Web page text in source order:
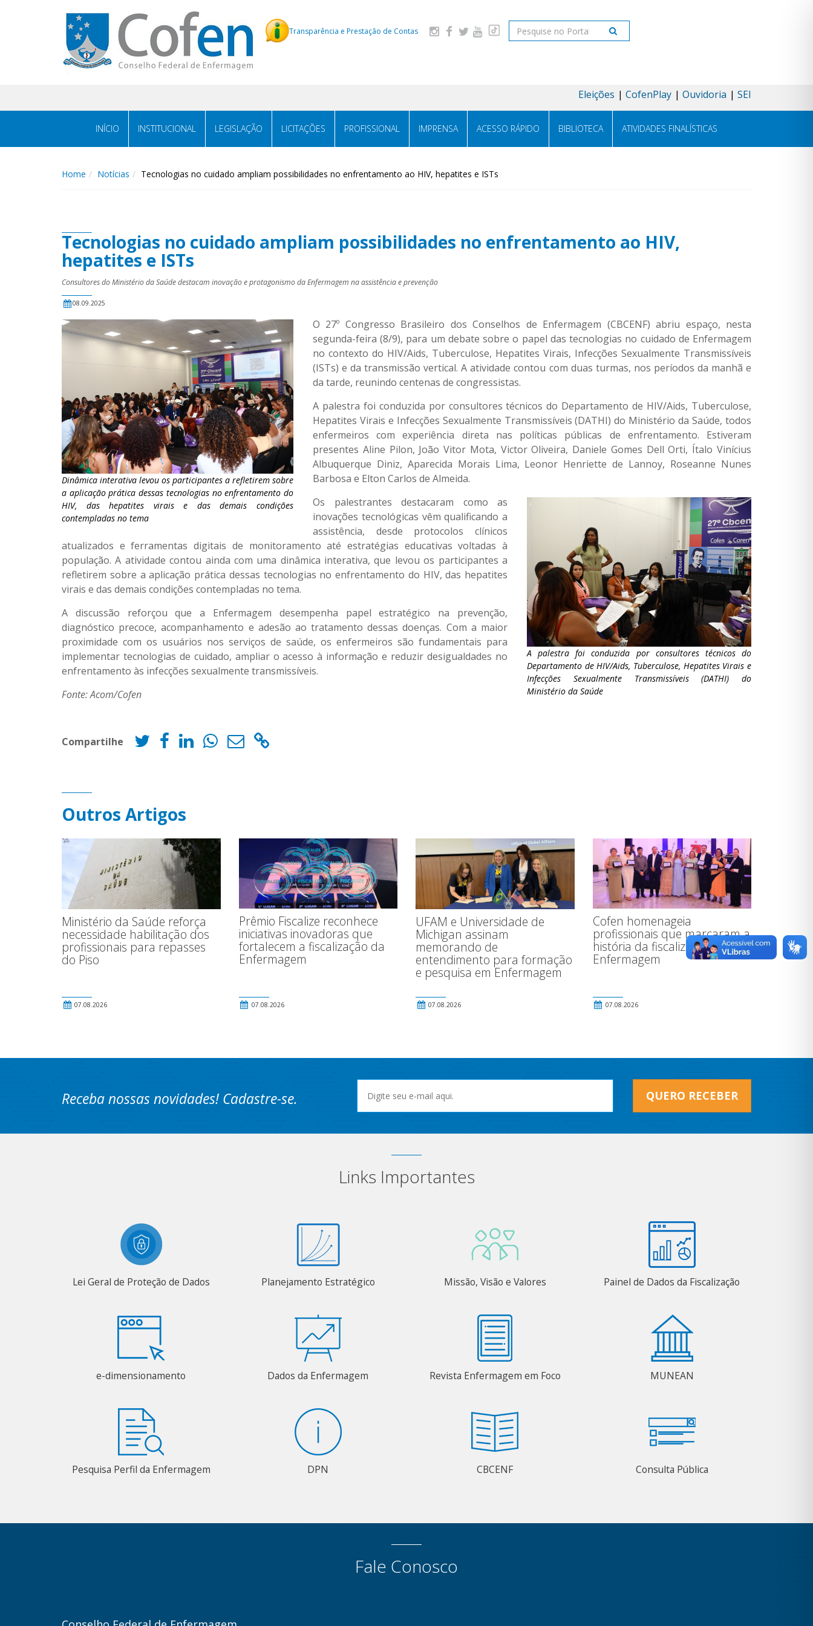
Transparência e Prestação de Contas Pesquisar
Eleições CofenPlay Ouvidoria SEI
INÍCIO INSTITUCIONAL LEGISLAÇÃO LICITAÇÕES PROFISSIONAL IMPRENSA ACESSO RÁPIDO BIBLIOTECA ATIVIDADES FINALÍSTICAS
Home Notícias Tecnologias no cuidado ampliam possibilidades no enfrentamento ao HIV, hepatites e ISTs
Tecnologias no cuidado ampliam possibilidades no enfrentamento ao HIV,
hepatites e ISTs
Consultores do Ministério da Saúde destacam inovação e protagonismo da Enfermagem na assistência e prevenção
08.09.2025
Dinâmica interativa levou os participantes a refletirem sobre
a aplicação prática dessas tecnologias no enfrentamento do
HIV, das hepatites virais e das demais condições
contempladas no tema
O 27º Congresso Brasileiro dos Conselhos de Enfermagem (CBCENF) abriu espaço, nesta
segunda-feira (8/9), para um debate sobre o papel das tecnologias no cuidado de Enfermagem
no contexto do HIV/Aids, Tuberculose, Hepatites Virais, Infecções Sexualmente Transmissíveis
(ISTs) e da transmissão vertical. A atividade contou com duas turmas, nos períodos da manhã e
da tarde, reunindo centenas de congressistas.
A palestra foi conduzida por consultores técnicos do Departamento de HIV/Aids, Tuberculose,
Hepatites Virais e Infecções Sexualmente Transmissíveis (DATHI) do Ministério da Saúde, todos
enfermeiros com experiência direta nas políticas públicas de enfrentamento. Estiveram
presentes Aline Pilon, João Vitor Mota, Victor Oliveira, Daniele Gomes Dell Orti, Ítalo Vinícius
Albuquerque Diniz, Aparecida Morais Lima, Leonor Henriette de Lannoy, Roseanne Nunes
Barbosa e Elton Carlos de Almeida.
A palestra foi conduzida por consultores técnicos do
Departamento de HIV/Aids, Tuberculose, Hepatites Virais e
Infecções Sexualmente Transmissíveis (DATHI) do
Ministério da Saúde
Os palestrantes destacaram como as
inovações tecnológicas vêm qualificando a
assistência, desde protocolos clínicos
atualizados e ferramentas digitais de monitoramento até estratégias educativas voltadas à
população. A atividade contou ainda com uma dinâmica interativa, que levou os participantes a
refletirem sobre a aplicação prática dessas tecnologias no enfrentamento do HIV, das hepatites
virais e das demais condições contempladas no tema.
A discussão reforçou que a Enfermagem desempenha papel estratégico na prevenção,
diagnóstico precoce, acompanhamento e adesão ao tratamento dessas doenças. Com a maior
proximidade com os usuários nos serviços de saúde, os enfermeiros são fundamentais para
implementar tecnologias de cuidado, ampliar o acesso à informação e reduzir desigualdades no
enfrentamento às infecções sexualmente transmissíveis.
Fonte: Acom/Cofen
Compartilhe
Outros Artigos
Ministério da Saúde reforça
necessidade habilitação dos
profissionais para repasses
do Piso
07.08.2026
Prêmio Fiscalize reconhece
iniciativas inovadoras que
fortalecem a fiscalização da
Enfermagem
07.08.2026
UFAM e Universidade de
Michigan assinam
memorando de
entendimento para formação
e pesquisa em Enfermagem
07.08.2026
Cofen homenageia
profissionais que marcaram a
história da fiscalização da
Enfermagem
07.08.2026
Receba nossas novidades! Cadastre-se. QUERO RECEBER
Links Importantes
Lei Geral de Proteção de Dados Planejamento Estratégico Missão, Visão e Valores Painel de Dados da Fiscalização
e-dimensionamento Dados da Enfermagem Revista Enfermagem em Foco MUNEAN
Pesquisa Perfil da Enfermagem DPN CBCENF Consulta Pública
Fale Conosco